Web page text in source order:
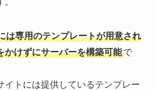
は専用のテンプレートが用意され
かけずにサーバーを構築可能で
イトには提供しているテンプレー